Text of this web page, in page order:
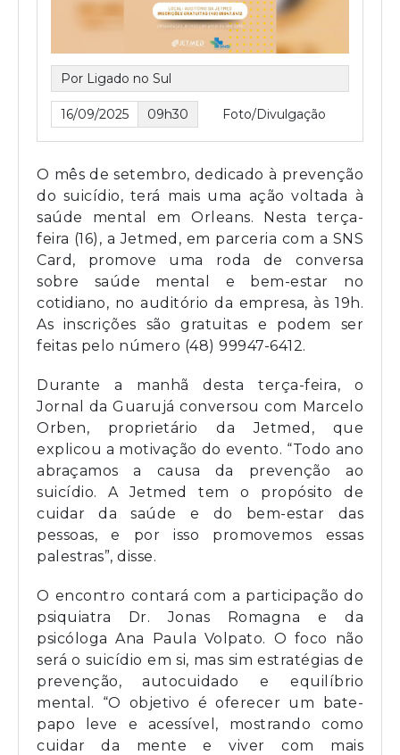
Por Ligado no Sul
16/09/2025 09h30 Foto/Divulgação
O mês de setembro, dedicado à prevenção
do suicídio, terá mais uma ação voltada à
saúde mental em Orleans. Nesta terça-
feira (16), a Jetmed, em parceria com a SNS
Card, promove uma roda de conversa
sobre saúde mental e bem-estar no
cotidiano, no auditório da empresa, às 19h.
As inscrições são gratuitas e podem ser
feitas pelo número (48) 99947-6412.
Durante a manhã desta terça-feira, o
Jornal da Guarujá conversou com Marcelo
Orben, proprietário da Jetmed, que
explicou a motivação do evento. “Todo ano
abraçamos a causa da prevenção ao
suicídio. A Jetmed tem o propósito de
cuidar da saúde e do bem-estar das
pessoas, e por isso promovemos essas
palestras”, disse.
O encontro contará com a participação do
psiquiatra Dr. Jonas Romagna e da
psicóloga Ana Paula Volpato. O foco não
será o suicídio em si, mas sim estratégias de
prevenção, autocuidado e equilíbrio
mental. “O objetivo é oferecer um bate-
papo leve e acessível, mostrando como
cuidar da mente e viver com mais